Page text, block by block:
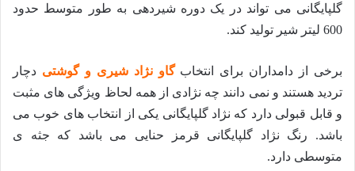
گلپایگانی می تواند در یک دوره شیردهی به طور متوسط حدود
600 لیتر شیر تولید کند.
برخی از دامداران برای انتخابگاو نژاد شیری و گوشتی دچار
تردید هستند و نمی دانند چه نژادی از همه لحاظ ویژگی های مثبت
و قابل قبولی دارد که نژاد گلپایگانی یکی از انتخاب های خوب می
باشد. رنگ نژاد گلپایگانی قرمز حنایی می باشد که جثه ی
متوسطی دارد.